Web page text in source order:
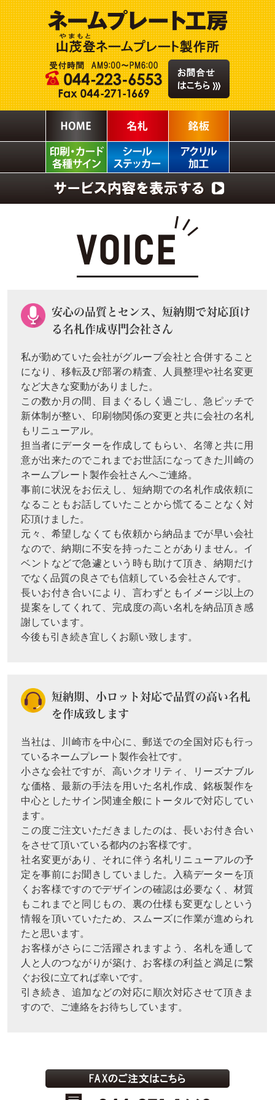
安心の品質とセンス、短納期で対応頂け
る名札作成専門会社さん
私が勤めていた会社がグループ会社と合併すること
になり、移転及び部署の精査、人員整理や社名変更
など大きな変動がありました。
この数か月の間、目まぐるしく過ごし、急ピッチで
新体制が整い、印刷物関係の変更と共に会社の名札
もリニューアル。
担当者にデーターを作成してもらい、名簿と共に用
意が出来たのでこれまでお世話になってきた川崎の
ネームプレート製作会社さんへご連絡。
事前に状況をお伝えし、短納期での名札作成依頼に
なることもお話していたことから慌てることなく対
応頂けました。
元々、希望しなくても依頼から納品までが早い会社
なので、納期に不安を持ったことがありません。イ
ベントなどで急遽という時も助けて頂き、納期だけ
でなく品質の良さでも信頼している会社さんです。
長いお付き合いにより、言わずともイメージ以上の
提案をしてくれて、完成度の高い名札を納品頂き感
謝しています。
今後も引き続き宜しくお願い致します。
短納期、小ロット対応で品質の高い名札
を作成致します
当社は、川崎市を中心に、郵送での全国対応も行っ
ているネームプレート製作会社です。
小さな会社ですが、高いクオリティ、リーズナブル
な価格、最新の手法を用いた名札作成、銘板製作を
中心としたサイン関連全般にトータルで対応してい
ます。
この度ご注文いただきましたのは、長いお付き合い
をさせて頂いている都内のお客様です。
社名変更があり、それに伴う名札リニューアルの予
定を事前にお聞きしていました。入稿データーを頂
くお客様ですのでデザインの確認は必要なく、材質
もこれまでと同じもの、裏の仕様も変更なしという
情報を頂いていたため、スムーズに作業が進められ
たと思います。
お客様がさらにご活躍されますよう、名札を通して
人と人のつながりが築け、お客様の利益と満足に繋
ぐお役に立てれば幸いです。
引き続き、追加などの対応に順次対応させて頂きま
すので、ご連絡をお待ちしています。